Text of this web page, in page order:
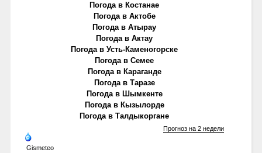
Погода в Костанае
Погода в Актобе
Погода в Атырау
Погода в Актау
Погода в Усть-Каменогорске
Погода в Семее
Погода в Караганде
Погода в Таразе
Погода в Шымкенте
Погода в Кызылорде
Погода в Талдыкоргане
Gismeteo
Прогноз на 2 недели